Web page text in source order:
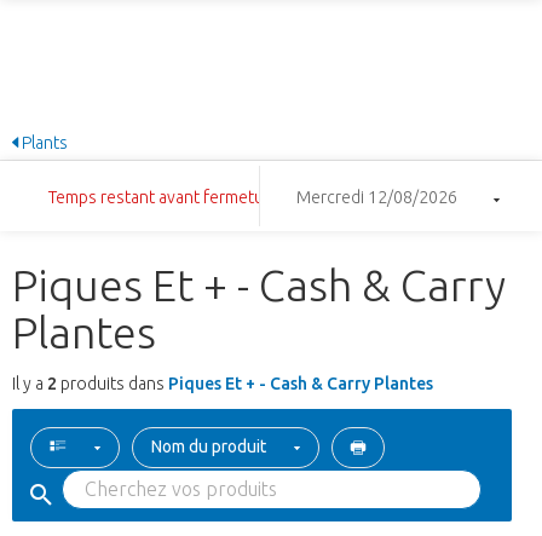
Plants
Temps restant avant fermeture: 13:30:59Mercredi 12/08/2026
Piques Et + - Cash & Carry
Plantes
Il y a 2 produits dans Piques Et + - Cash & Carry Plantes
Nom du produit